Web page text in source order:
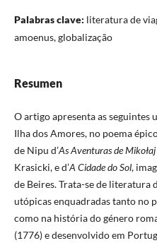
Palabras clave: literatura de
amoenus, globalização
Resumen
O artigo apresenta as seguintes
Ilha dos Amores, no poema
de Nipu d’As Aventuras de
Krasicki, e d’A Cidade do Sol,
de Beires. Trata-se de literatura
utópicas enquadradas tanto no
como na história do género
(1776) e desenvolvido em